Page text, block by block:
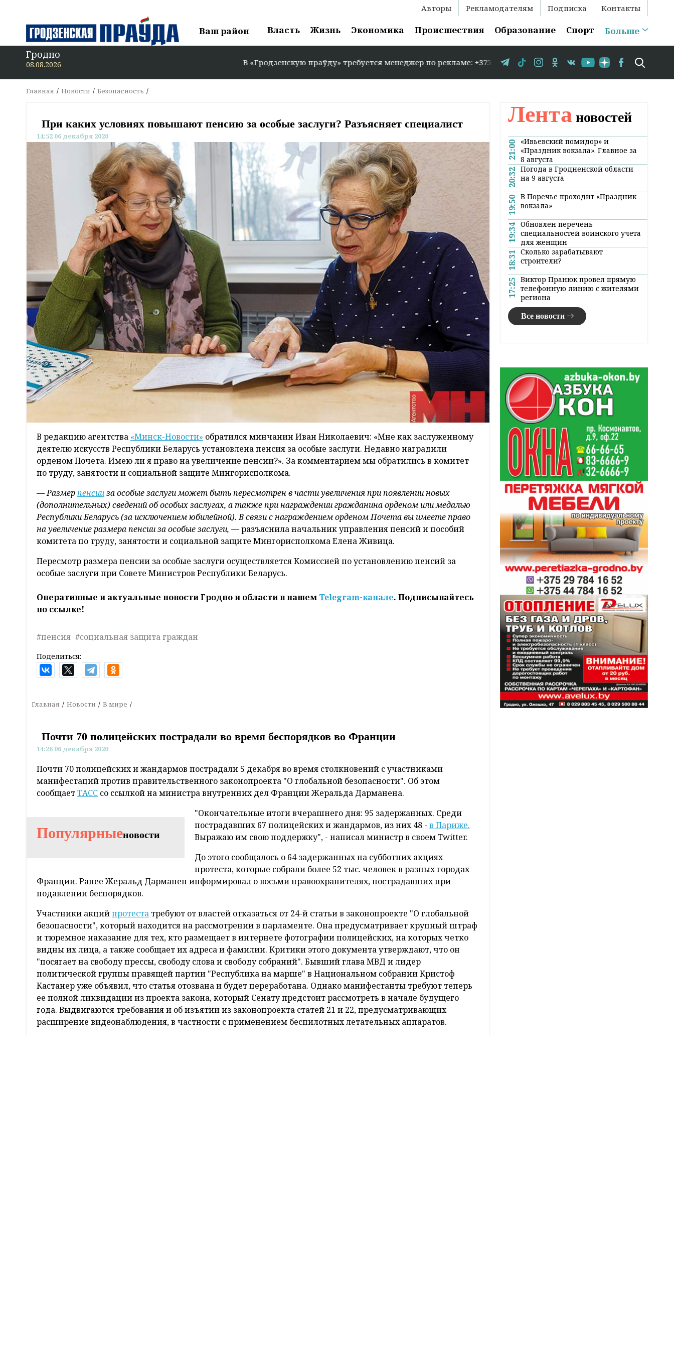
Авторы Рекламодателям Подписка Контакты
Ваш район Власть Жизнь Экономика Происшествия Образование Спорт Больше
Гродно
08.08.2026 В «Гродзенскую праўду» требуется менеджер по рекламе: +375 29 583-35-86 // В Гродно временно закрывается
Главная Новости Безопасность
При каких условиях повышают пенсию за особые заслуги? Разъясняет специалист
14:52 06 декабря 2020
В редакцию агентства «Минск-Новости» обратился минчанин Иван Николаевич: «Мне как заслуженному
деятелю искусств Республики Беларусь установлена пенсия за особые заслуги. Недавно наградили
орденом Почета. Имею ли я право на увеличение пенсии?». За комментарием мы обратились в комитет
по труду, занятости и социальной защите Мингорисполкома.
—Размерпенсииза особые заслуги может быть пересмотрен в части увеличения при появлении новых
(дополнительных) сведений об особых заслугах, а также при награждении гражданина орденом или медалью
Республики Беларусь (за исключением юбилейной). В связи с награждением орденом Почета вы имеете право
на увеличение размера пенсии за особые заслуги, — разъяснила начальник управления пенсий и пособий
комитета по труду, занятости и социальной защите Мингорисполкома Елена Живица.
Пересмотр размера пенсии за особые заслуги осуществляется Комиссией по установлению пенсий за
особые заслуги при Совете Министров Республики Беларусь.
Оперативные и актуальные новости Гродно и области в нашем Telegram-канале. Подписывайтесь
по ссылке!
#пенсия #социальная защита граждан
Поделиться:
Главная Новости В мире
Почти 70 полицейских пострадали во время беспорядков во Франции
14:26 06 декабря 2020
Почти 70 полицейских и жандармов пострадали 5 декабря во время столкновений с участниками
Лента новостей
21:00
«Ивьевский помидор» и
«Праздник вокзала». Главное за
8 августа
20:32 Погода в Гродненской области
на 9 августа
19:50 В Поречье проходит «Праздник
вокзала»
19:34 Обновлен перечень
специальностей воинского учета
для женщин
18:31 Сколько зарабатывают
строители?
17:25 Виктор Пранюк провел прямую
телефонную линию с жителями
региона
Все новости